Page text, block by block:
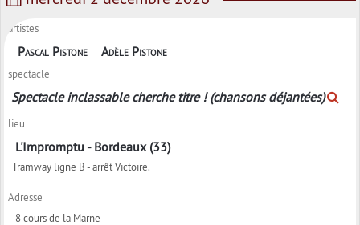
artistes
Pascal Pistone Adèle Pistone
spectacle
Spectacle inclassable cherche titre ! (chansons déjantées)
lieu
L'Impromptu - Bordeaux (33)
Tramway ligne B - arrêt Victoire.
Adresse
8 cours de la Marne